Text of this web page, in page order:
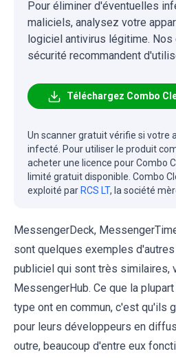
Pour éliminer d'éventuelles
maliciels, analysez votre
logiciel antivirus légitime. Nos
sécurité recommandent
Téléchargez Combo
Un scanner gratuit vérifie si votre
infecté. Pour utiliser le produit
acheter une licence pour Combo
limité gratuit disponible. Combo
exploité par RCS LT, la société
MessengerDeck,
sont quelques exemples
publiciel qui sont très similaires,
MessengerHub. Ce que la
type ont en commun, c'est qu'ils
pour leurs développeurs en
outre, beaucoup d'entre eux